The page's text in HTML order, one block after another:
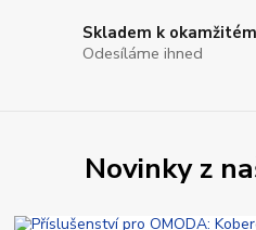
Skladem k
Odesíláme ihned
Novinky z